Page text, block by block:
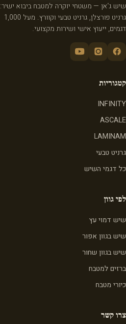
שיש ג'אן — משטחי יוקרה למטבח ביבוא ישיר:
גרניט פורצלן, גרניט טבעי וקוורץ. מעל 1,000
דגמים, ייעוץ אישי ושירות מקצועי.
קטגוריות
INFINITY
ASCALE
LAMINAM
גרניט טבעי
כל דגמי השיש
לפי גוון
שיש דמוי עץ
שיש בגוון אפור
שיש בגוון שחור
ברזים למטבח
כיורי מטבח
צרו קשר